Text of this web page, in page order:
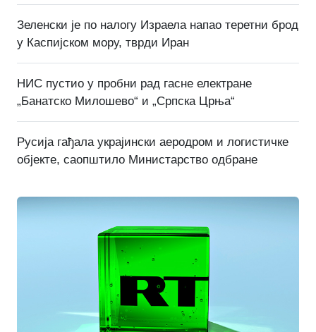
Зеленски је по налогу Израела напао теретни брод
у Каспијском мору, тврди Иран
НИС пустио у пробни рад гасне електране
„Банатско Милошево“ и „Српска Црња“
Русија гађала украјински аеродром и логистичке
објекте, саопштило Министарство одбране